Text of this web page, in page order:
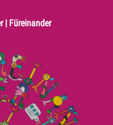
| Füreinander